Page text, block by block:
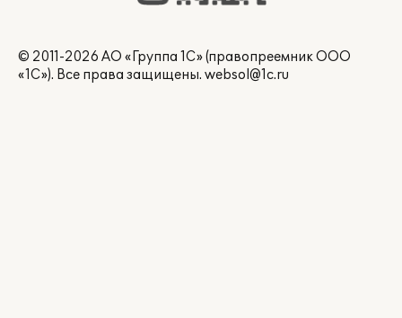
© 2011-2026 АО «Группа 1С» (правопреемник ООО
«1С»). Все права защищены. websol@1c.ru